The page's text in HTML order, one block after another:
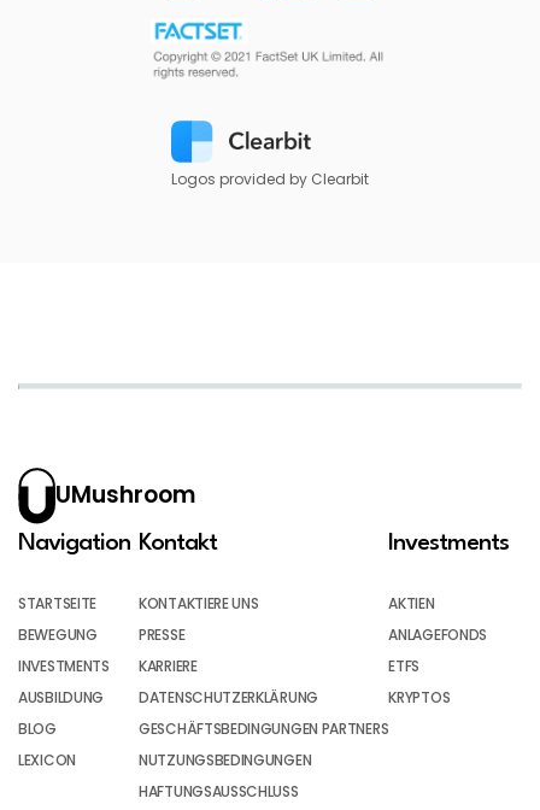
Logos provided by Clearbit
UMushroom
Navigation
STARTSEITE
BEWEGUNG
INVESTMENTS
AUSBILDUNG
BLOG
LEXICON
Kontakt
KONTAKTIERE UNS
PRESSE
KARRIERE
DATENSCHUTZERKLÄRUNG
GESCHÄFTSBEDINGUNGEN PARTNERS
NUTZUNGSBEDINGUNGEN
HAFTUNGSAUSSCHLUSS
Investments
AKTIEN
ANLAGEFONDS
ETFS
KRYPTOS